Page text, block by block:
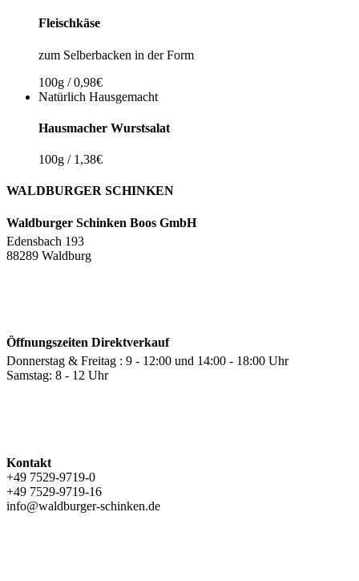
Fleischkäse
zum Selberbacken in der Form
100g / 0,98€
Natürlich Hausgemacht
Hausmacher Wurstsalat
100g / 1,38€
WALDBURGER SCHINKEN
Waldburger Schinken Boos GmbH
Edensbach 193
88289 Waldburg
Öffnungszeiten Direktverkauf
Donnerstag & Freitag : 9 - 12:00 und 14:00 - 18:00 Uhr
Samstag: 8 - 12 Uhr
Kontakt
+49 7529-9719-0
+49 7529-9719-16
info@waldburger-schinken.de